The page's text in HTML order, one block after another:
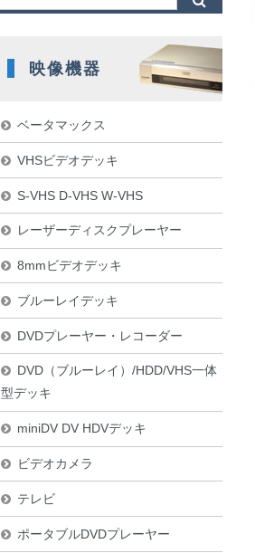
映像機器
ベータマックス
VHSビデオデッキ
S-VHS D-VHS W-VHS
レーザーディスクプレーヤー
8mmビデオデッキ
ブルーレイデッキ
DVDプレーヤー・レコーダー
DVD（ブルーレイ）/HDD/VHS一体
型デッキ
miniDV DV HDVデッキ
ビデオカメラ
テレビ
ポータブルDVDプレーヤー